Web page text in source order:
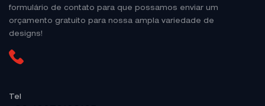
formulário de contato para que possamos enviar um
orçamento gratuito para nossa ampla variedade de
designs!
Tel